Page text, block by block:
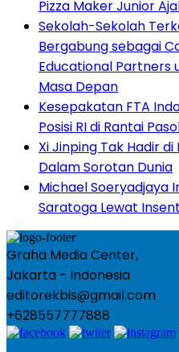
Pizza Maker Junior
Sekolah-Sekolah
Bergabung sebagai
Educational Partners
Masa Depan
Kesepakatan FTA
Posisi RI di Rantai
Xi Jinping Tak Hadir di
Dalam Sorotan Dunia
Michael Soeryadjaya
Saratoga Lewat
Graha Media Center,
Jakarta - Indonesia
editorekbis@gmail.com
+628557777888